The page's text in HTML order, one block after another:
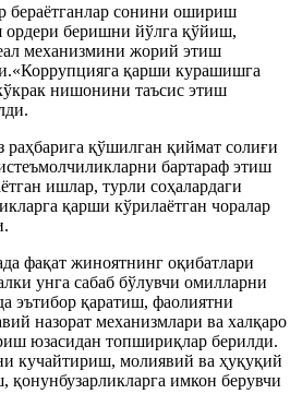
бераётганлар сонини ошириш
ордери беришни йўлга қўйиш,
механизмини жорий этиш
қарши курашишга
нишонини таъсис этиш
қўшилган қиймат солиғи
бартараф этиш
ишлар, турли соҳалардаги
қарши кўрилаётган чоралар
фақат жиноятнинг оқибатлари
унга сабаб бўлувчи омилларни
эътибор қаратиш, фаолиятни
назорат механизмлари ва халқаро
юзасидан топшириқлар берилди.
кучайтириш, молиявий ва ҳуқуқий
имкон берувчи